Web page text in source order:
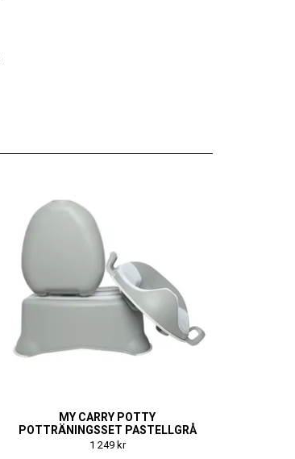
MY CARRY POTTY
POTTRÄNINGSSET PASTELLGRÅ
1 249 kr